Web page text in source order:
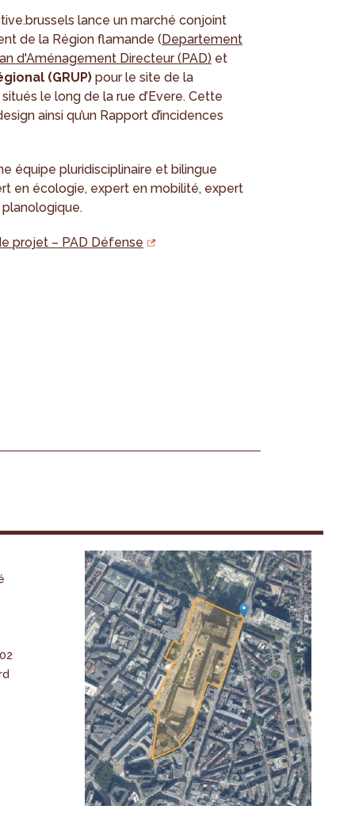
lance un marché conjoint
de la Région flamande (Departement
d'Aménagement Directeur (PAD) et
(GRUP) pour le site de la
le long de la rue d’Evere. Cette
ainsi qu’un Rapport d’incidences
équipe pluridisciplinaire et bilingue
en écologie, expert en mobilité, expert
planologique.
projet – PAD Défense